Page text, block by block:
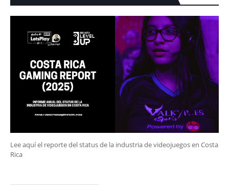
Lee aquí el reporte del status de la industria de videojuegos en Costa
Rica